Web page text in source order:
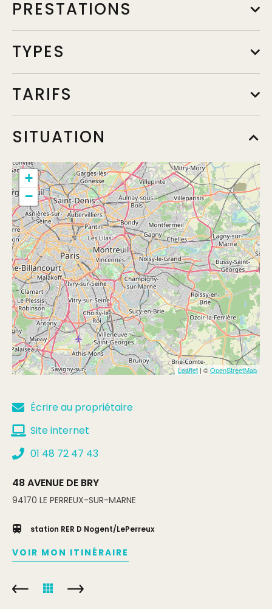
PRESTATIONS
TYPES
TARIFS
Complément:différents menus possibles
SITUATION
+
−
Leaflet| ©OpenStreetMap
Écrire au propriétaire
Site internet
01 48 72 47 43
48 AVENUE DE BRY
94170 LE PERREUX-SUR-MARNE
station RER D Nogent/LePerreux
VOIR MON ITINÉRAIRE